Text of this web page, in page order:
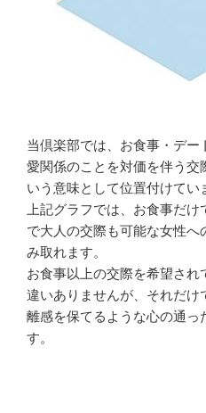
当倶楽部では、お食事・デ
愛関係のことを対価を伴う交
いう意味として位置付けてい
上記グラフでは、お食事だ
で大人の交際も可能な女性へ
み取れます。
お食事以上の交際を希望され
違いありませんが、それだけ
離感を保てるような心の通っ
す。